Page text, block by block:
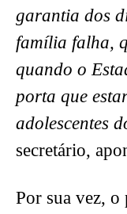
garantia dos
família falha,
quando o
porta que
adolescentes
secretário,
Por sua vez,